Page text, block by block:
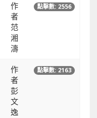
作
者
范
湘
濤
點擊數: 2556
作
者
彭
文
逸
點擊數: 2163